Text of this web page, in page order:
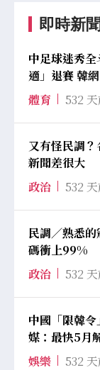
即時新聞
中足球迷秀
適」退賽 韓
體育
532
又有怪民調
新聞差很大
政治
532
民調／熟悉
碼衝上99%
政治
532
中國「限韓
媒：最快5月
娛樂
532